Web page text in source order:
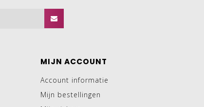
MIJN ACCOUNT
Account informatie
Mijn bestellingen